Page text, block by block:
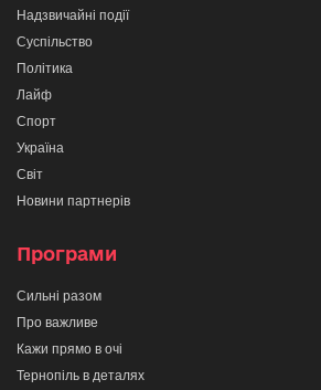
Надзвичайні події
Суспільство
Політика
Лайф
Спорт
Україна
Світ
Новини партнерів
Програми
Сильні разом
Про важливе
Кажи прямо в очі
Тернопіль в деталях